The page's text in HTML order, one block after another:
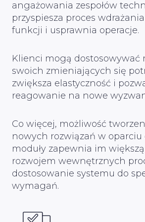
angażowania zespołów
przyspiesza proces
funkcji i usprawnia operacje.
Klienci mogą dostosowywać
swoich zmieniających się
zwiększa elastyczność i
reagowanie na nowe
Co więcej, możliwość
nowych rozwiązań w oparciu
moduły zapewnia im
rozwojem wewnętrznych
dostosowanie systemu do
wymagań.